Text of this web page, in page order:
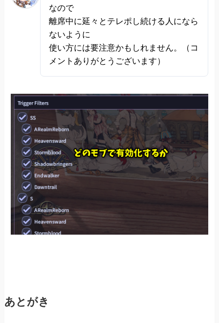
なので
離席中に延々とテレポし続ける人になら
ないように
使い方には要注意かもしれません。（コ
メントありがとうございます）
あとがき